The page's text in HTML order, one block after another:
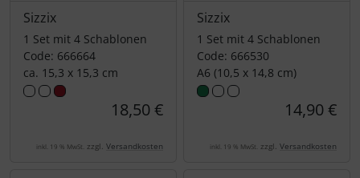
Sizzix
1 Set mit 4 Schablonen
Code: 666664
ca. 15,3 x 15,3 cm
18,50 €
inkl. 19 % MwSt. zzgl. Versandkosten
Sizzix
1 Set mit 4 Schablonen
Code: 666530
A6 (10,5 x 14,8 cm)
14,90 €
inkl. 19 % MwSt. zzgl. Versandkosten